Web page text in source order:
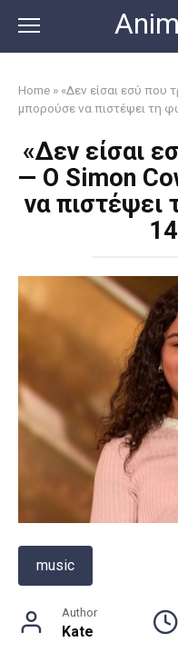
content
Home » «Δεν είσαι εσύ που
μπορούσε να πιστέψει τη
«Δεν είσαι
— Ο Simon
να πιστέψει
music
Author
Kate